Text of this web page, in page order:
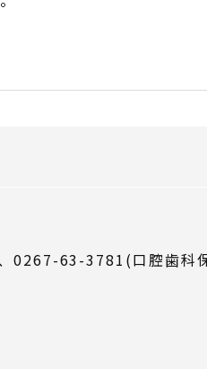
63-3781(口腔歯科